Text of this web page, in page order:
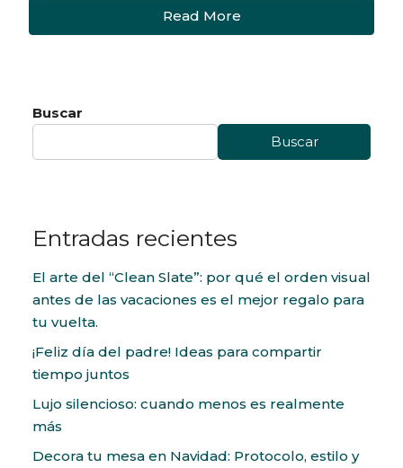
Read More
Buscar
Buscar
Entradas recientes
El arte del “Clean Slate”: por qué el orden visual
antes de las vacaciones es el mejor regalo para
tu vuelta.
¡Feliz día del padre! Ideas para compartir
tiempo juntos
Lujo silencioso: cuando menos es realmente
más
Decora tu mesa en Navidad: Protocolo, estilo y